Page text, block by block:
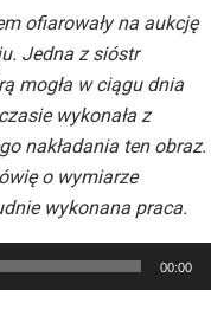
ofiarowały na aukcję
Jedna z sióstr
mogła w ciągu dnia
wykonała z
nakładania ten obraz.
o wymiarze
wykonana praca.
00:00